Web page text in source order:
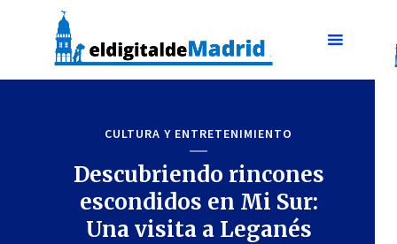
CULTURA Y ENTRETENIMIENTO
Descubriendo rincones
escondidos en Mi Sur:
Una visita a Leganés